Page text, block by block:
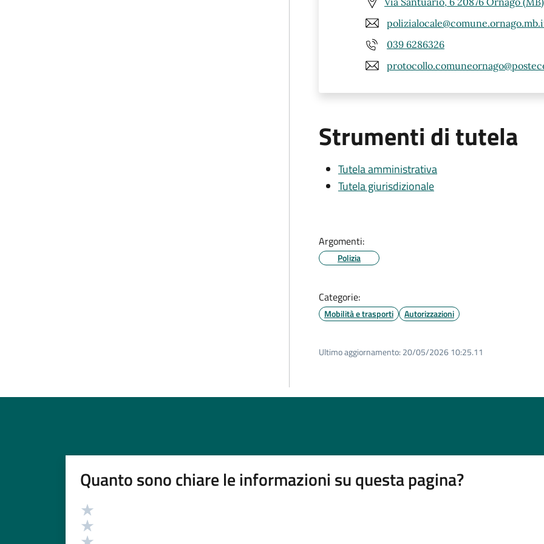
039 6286326
Strumenti di tutela
Tutela amministrativa
Tutela giurisdizionale
Argomenti:
Polizia
Categorie:
Mobilità e trasporti Autorizzazioni
Ultimo aggiornamento: 20/05/2026 10:25.11
Quanto sono chiare le informazioni su questa pagina?
Valutazione